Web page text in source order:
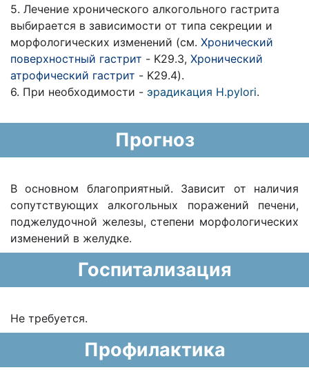
5. Лечение хронического алкогольного гастрита
выбирается в зависимости от типа секреции и
морфологических изменений (см. Хронический
поверхностный гастрит - K29.3, Хронический
атрофический гастрит - K29.4).
6. При необходимости - эрадикация Н.pylori.
Прогноз
В основном благоприятный. Зависит от наличия
сопутствующих алкогольных поражений печени,
поджелудочной железы, степени морфологических
изменений в желудке.
Госпитализация
Не требуется.
Профилактика